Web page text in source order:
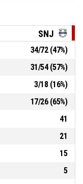
P4 00:52
, 2pt bandeja Fallado
SNJ
34/72(47%)
31/54(57%)
3/18(16%)
17/26(65%)
41
21
15
5